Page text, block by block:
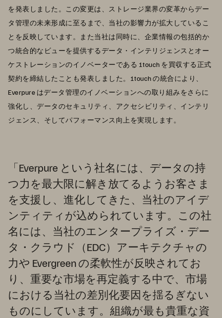
を発表しました。この変更は、ストレージ業界の変革からデー
タ管理の未来形成に至るまで、当社の影響力が拡大しているこ
とを反映しています。また当社は同時に、企業情報の包括的か
つ統合的なビューを提供するデータ・インテリジェンスとオー
ケストレーションのイノベーターである 1touch を買収する正式
契約を締結したことも発表しました。1touch の統合により、
Everpure はデータ管理のイノベーションへの取り組みをさらに
強化し、データのセキュリティ、アクセシビリティ、インテリ
ジェンス、そしてパフォーマンス向上を実現します。
「Everpure という社名には、データの持
つ力を最大限に解き放てるようお客さま
を支援し、進化してきた、当社のアイデ
ンティティが込められています。この社
名には、当社のエンタープライズ・デー
タ・クラウド（EDC）アーキテクチャの
力や Evergreen の柔軟性が反映されてお
り、重要な市場を再定義する中で、市場
における当社の差別化要因を揺るぎない
ものにしています。組織が最も貴重な資